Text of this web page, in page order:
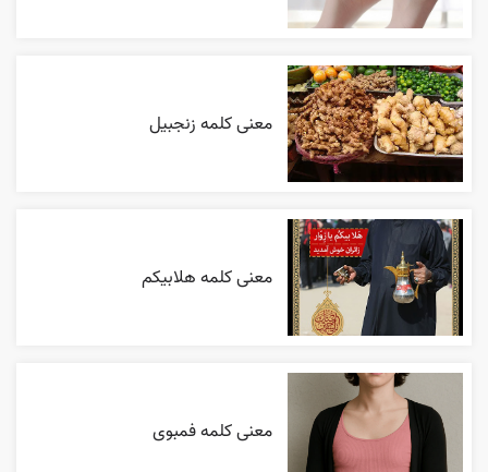
معنی کلمه زنجبیل
معنی کلمه هلابیکم
معنی کلمه فمبوی